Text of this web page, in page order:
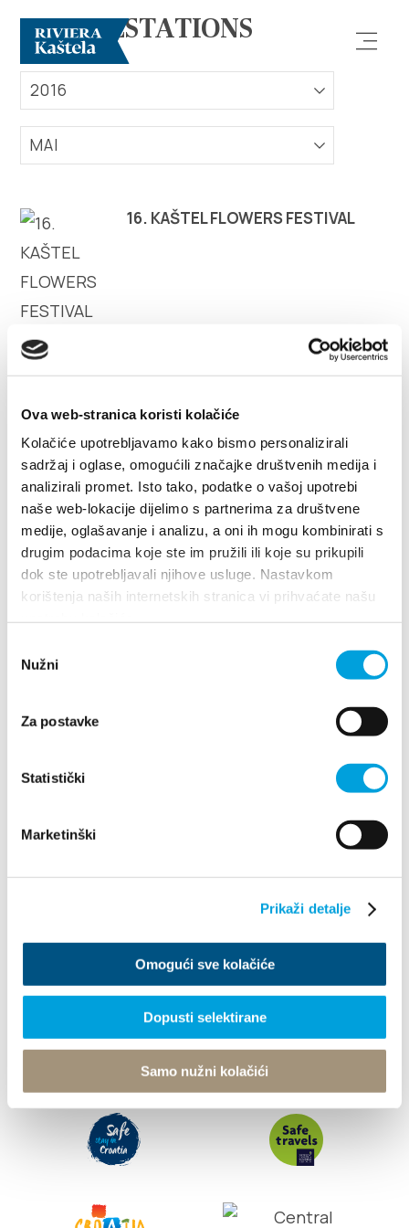
Ova web-stranica koristi kolačiće
Kolačiće upotrebljavamo kako bismo personalizirali
sadržaj i oglase, omogućili značajke društvenih medija i
analizirali promet. Isto tako, podatke o vašoj upotrebi
naše web-lokacije dijelimo s partnerima za društvene
medije, oglašavanje i analizu, a oni ih mogu kombinirati s
drugim podacima koje ste im pružili ili koje su prikupili
dok ste upotrebljavali njihove usluge. Nastavkom
korištenja naših internetskih stranica vi prihvaćate našu
pristanka
Nužni
Za postavke
Statistički
Marketinški
Prikaži detalje
Omogući sve kolačiće
Dopusti selektirane
Samo nužni kolačići
Rechercher
Destination
Que faire
Infos
Multimédias
Office de tourisme
Safe in Dalmatia
fr
Villa Nika, Kamberovo šetalište 30,
Les directions
MANIFESTATIONS
2016
MAI
16. KAŠTEL FLOWERS FESTIVAL
Villa Nika, Kamberovo šetalište 30
21216 Kaštel Stari, Hrvatska
Les directions
+385 21 227 933
Rechercher
Destination
Nove vibracije
Design by: